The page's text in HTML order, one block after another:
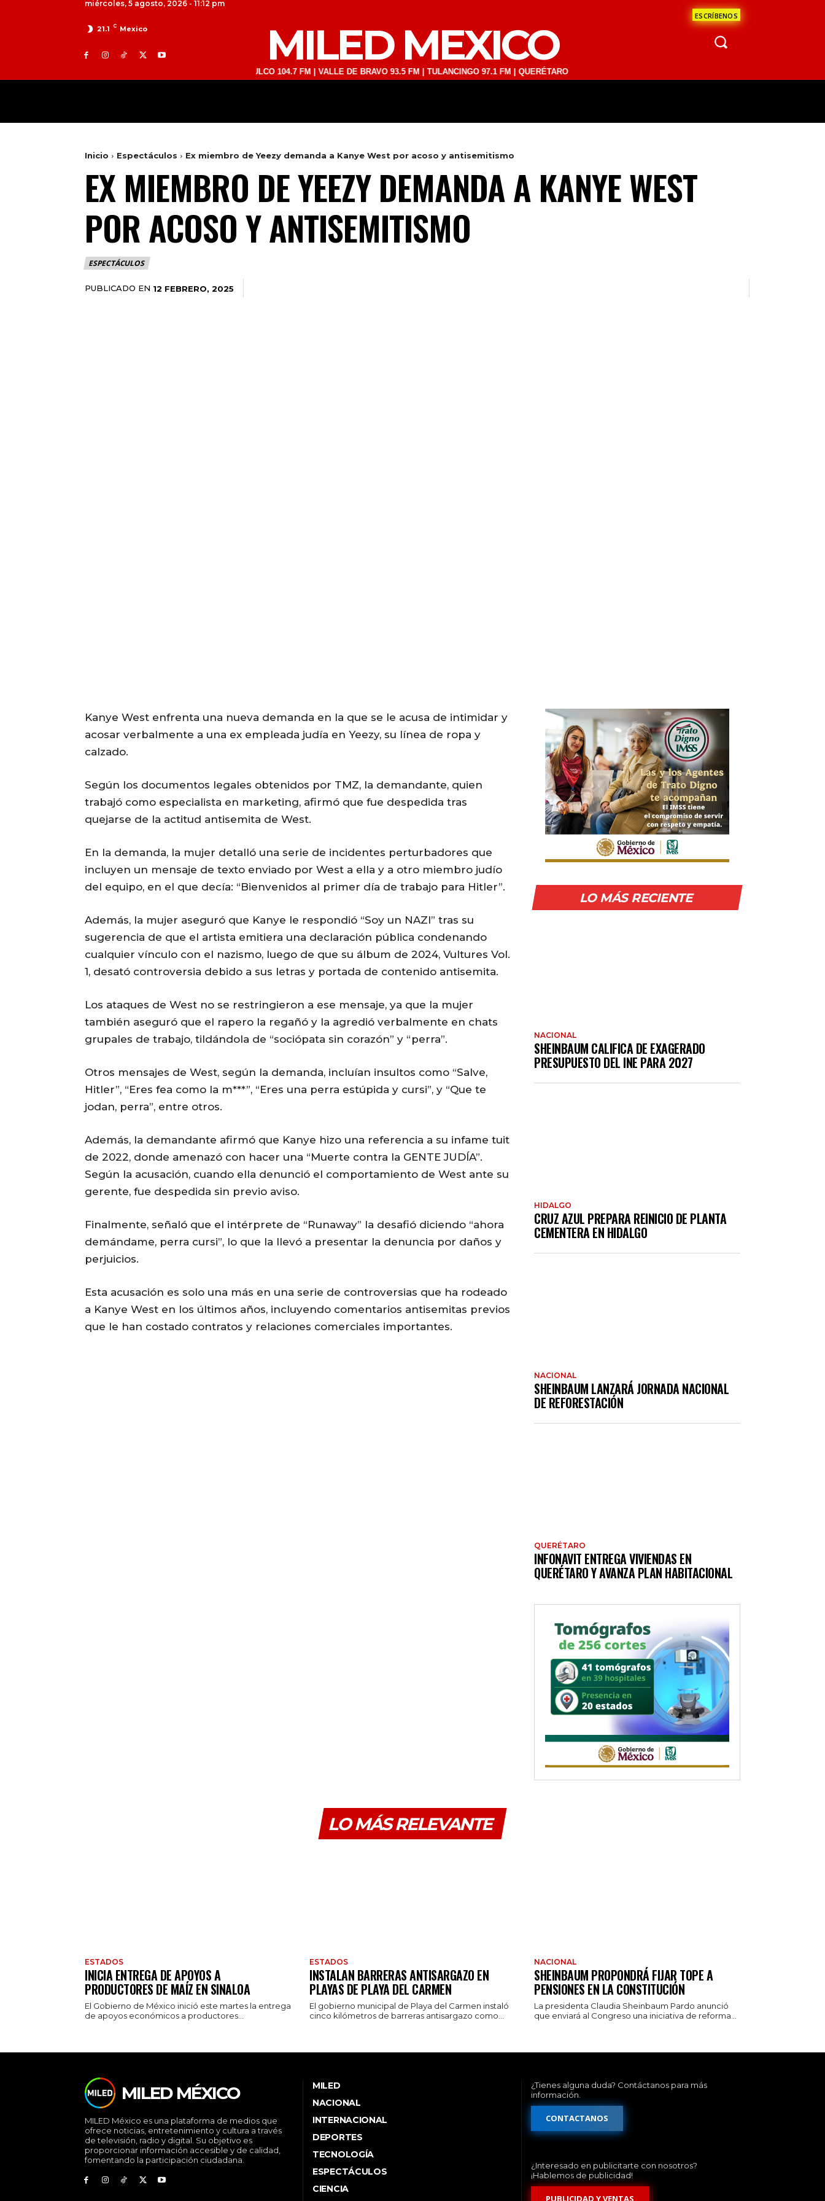
miércoles, 5 agosto, 2026 - 11:12 pm
ESCRÍBENOS
21.1 C Mexico MILED MEXICO
TOLUCA 98.9 FM | ATLACOMULCO 104.7 FM | VALLE DE BRAVO 93.5 FM | TULANCINGO 97.1 FM | QUERÉTARO 103.1 FM | SAN JUAN DEL RÍO 93.1 FM | GUADALAJARA 1510 AM | LA
Inicio Espectáculos Ex miembro de Yeezy demanda a Kanye West por acoso y antisemitismo
EX MIEMBRO DE YEEZY DEMANDA A KANYE WEST
POR ACOSO Y ANTISEMITISMO
ESPECTÁCULOS
PUBLICADO EN 12 FEBRERO, 2025
Kanye West enfrenta una nueva demanda en la que se le acusa de intimidar y
acosar verbalmente a una ex empleada judía en Yeezy, su línea de ropa y
calzado.
Según los documentos legales obtenidos por TMZ, la demandante, quien
trabajó como especialista en marketing, afirmó que fue despedida tras
quejarse de la actitud antisemita de West.
En la demanda, la mujer detalló una serie de incidentes perturbadores que
incluyen un mensaje de texto enviado por West a ella y a otro miembro judío
del equipo, en el que decía: “Bienvenidos al primer día de trabajo para Hitler”.
Además, la mujer aseguró que Kanye le respondió “Soy un NAZI” tras su
sugerencia de que el artista emitiera una declaración pública condenando
cualquier vínculo con el nazismo, luego de que su álbum de 2024, Vultures Vol.
1, desató controversia debido a sus letras y portada de contenido antisemita.
Los ataques de West no se restringieron a ese mensaje, ya que la mujer
también aseguró que el rapero la regañó y la agredió verbalmente en chats
grupales de trabajo, tildándola de “sociópata sin corazón” y “perra”.
Otros mensajes de West, según la demanda, incluían insultos como “Salve,
Hitler”, “Eres fea como la m***”, “Eres una perra estúpida y cursi”, y “Que te
jodan, perra”, entre otros.
Además, la demandante afirmó que Kanye hizo una referencia a su infame tuit
de 2022, donde amenazó con hacer una “Muerte contra la GENTE JUDÍA”.
Según la acusación, cuando ella denunció el comportamiento de West ante su
gerente, fue despedida sin previo aviso.
Finalmente, señaló que el intérprete de “Runaway” la desafió diciendo “ahora
demándame, perra cursi”, lo que la llevó a presentar la denuncia por daños y
perjuicios.
Esta acusación es solo una más en una serie de controversias que ha rodeado
a Kanye West en los últimos años, incluyendo comentarios antisemitas previos
que le han costado contratos y relaciones comerciales importantes.
LO MÁS RECIENTE
NACIONAL
SHEINBAUM CALIFICA DE EXAGERADO
PRESUPUESTO DEL INE PARA 2027
HIDALGO
CRUZ AZUL PREPARA REINICIO DE PLANTA
CEMENTERA EN HIDALGO
NACIONAL
SHEINBAUM LANZARÁ JORNADA NACIONAL
DE REFORESTACIÓN
QUERÉTARO
INFONAVIT ENTREGA VIVIENDAS EN
QUERÉTARO Y AVANZA PLAN HABITACIONAL
LO MÁS RELEVANTE
ESTADOS
INICIA ENTREGA DE APOYOS A
PRODUCTORES DE MAÍZ EN SINALOA
El Gobierno de México inició este martes la entrega
de apoyos económicos a productores...
ESTADOS
INSTALAN BARRERAS ANTISARGAZO EN
PLAYAS DE PLAYA DEL CARMEN
El gobierno municipal de Playa del Carmen instaló
cinco kilómetros de barreras antisargazo como...
NACIONAL
SHEINBAUM PROPONDRÁ FIJAR TOPE A
PENSIONES EN LA CONSTITUCIÓN
La presidenta Claudia Sheinbaum Pardo anunció
que enviará al Congreso una iniciativa de reforma...
MILED MÉXICO
MILED México es una plataforma de medios que
ofrece noticias, entretenimiento y cultura a través
de televisión, radio y digital. Su objetivo es
proporcionar información accesible y de calidad,
fomentando la participación ciudadana.
MILED
NACIONAL
INTERNACIONAL
DEPORTES
TECNOLOGÍA
ESPECTÁCULOS
CIENCIA
¿Tienes alguna duda? Contáctanos para más
información.
CONTACTANOS
¿Interesado en publicitarte con nosotros?
¡Hablemos de publicidad!
PUBLICIDAD Y VENTAS